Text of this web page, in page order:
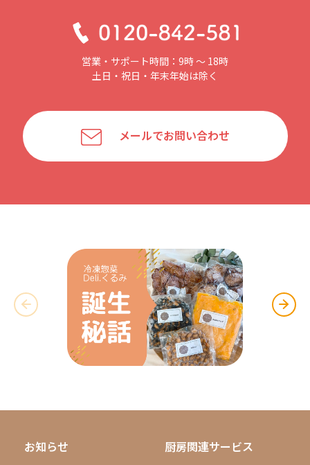
営業・サポート時間：9時 〜 18時
土日・祝日・年末年始は除く
メールでお問い合わせ
お知らせ 厨房関連サービス